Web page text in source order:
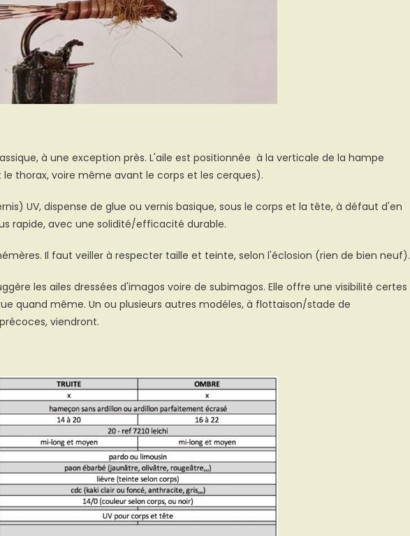
à une exception près. L'aile est positionnée à la verticale de la hampe
thorax, voire même avant le corps et les cerques).
UV, dispense de glue ou vernis basique, sous le corps et la tête, à défaut d'en
rapide, avec une solidité/efficacité durable.
Il faut veiller à respecter taille et teinte, selon l'éclosion (rien de bien neuf).
les ailes dressées d'imagos voire de subimagos. Elle offre une visibilité certes
quand même. Un ou plusieurs autres modéles, à flottaison/stade de
viendront.